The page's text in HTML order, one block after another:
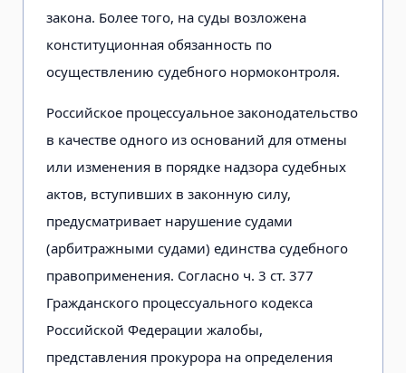
закона. Более того, на суды возложена
конституционная обязанность по
осуществлению судебного нормоконтроля.
Российское процессуальное законодательство
в качестве одного из оснований для отмены
или изменения в порядке надзора судебных
актов, вступивших в законную силу,
предусматривает нарушение судами
(арбитражными судами) единства судебного
правоприменения. Согласно ч. 3 ст. 377
Гражданского процессуального кодекса
Российской Федерации жалобы,
представления прокурора на определения